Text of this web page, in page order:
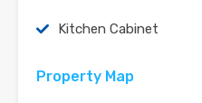
Kitchen Cabinet
Property Map